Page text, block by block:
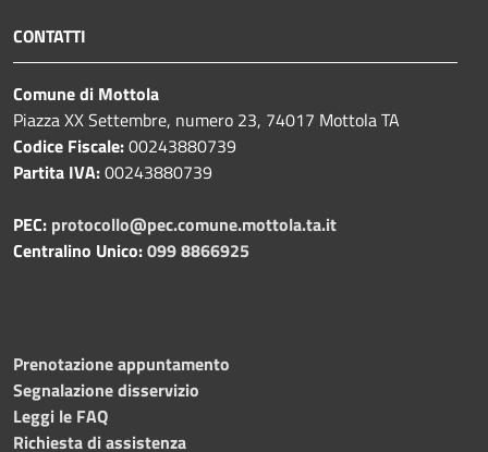
CONTATTI
Comune di Mottola
Piazza XX Settembre, numero 23, 74017 Mottola TA
Codice Fiscale:00243880739
Partita IVA:00243880739
PEC: protocollo@pec.comune.mottola.ta.it
Centralino Unico:099 8866925
Prenotazione appuntamento
Segnalazione disservizio
Leggi le FAQ
Richiesta di assistenza